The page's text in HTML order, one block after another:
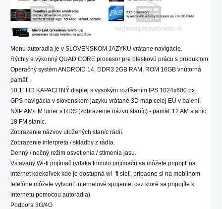
Menu autorádia je v SLOVENSKOM JAZYKU vrátane navigácie.
Rýchly a výkonný QUAD CORE procesor pre bleskovú prácu s produktom.
Operačný systém ANDROID 14, DDR3 2GB RAM, ROM 16GB vnútorná
pamäť.
10,1” HD KAPACITNÝ displej s vysokým rozlíšením IPS 1024x600 px.
GPS navigácia v slovenskom jazyku vrátané 3D máp celej EÚ v balení.
NXP AM/FM tuner s RDS (zobrazenie názvu staníc) - pamäť 12 AM staníc,
18 FM staníc.
Zobrazenie názvov uložených staníc rádií.
Zobrazenie interpreta / skladby z rádia.
Denný / nočný režim osvetlenia / stlmenia jasu.
Vstavaný Wi-fi prijímač (vďaka tomuto prijímaču sa môžete pripojiť na
internet kdekoľvek kde je dostupná wi- fi sieť, prípadne si na mobilnom
telefóne môžete vytvoriť internetové spojenie, cez ktoré sa pripojíte k
internetu pomocou autorádia).
Podpora 3G/4G